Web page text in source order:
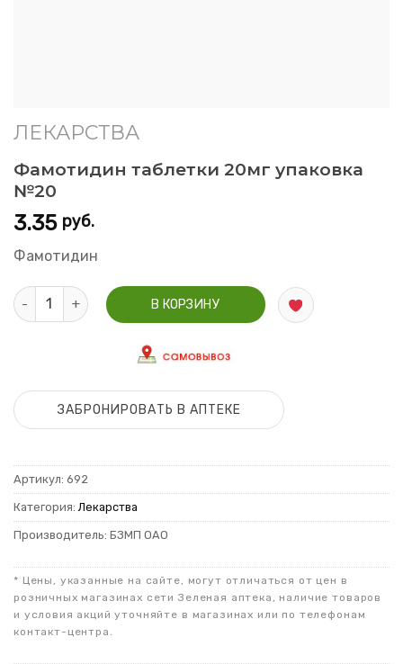
ЛЕКАРСТВА
Фамотидин таблетки 20мг упаковка
№20
3.35 руб.
Фамотидин
Количество Фамотидин таблетки 20мг упаковка №20
В КОРЗИНУ
ЗАБРОНИРОВАТЬ В АПТЕКЕ
Артикул: 692
Категория:Лекарства
Производитель: БЗМП ОАО
* Цены, указанные на сайте, могут отличаться от цен в
розничных магазинах сети Зеленая аптека, наличие товаров
и условия акций уточняйте в магазинах или по телефонам
контакт-центра.